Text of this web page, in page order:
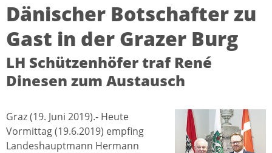
Dänischer Botschafter zu
Gast in der Grazer Burg
LH Schützenhöfer traf René
Dinesen zum Austausch
Graz (19. Juni 2019).- Heute
Vormittag (19.6.2019) empfing
Landeshauptmann Hermann